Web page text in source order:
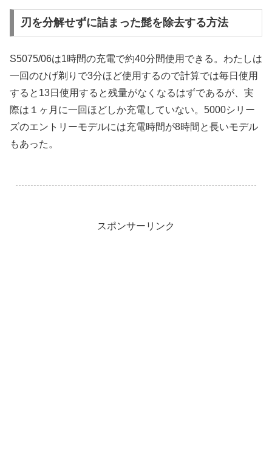
刃を分解せずに詰まった髭を除去する方法
S5075/06は1時間の充電で約40分間使用できる。わたしは
一回のひげ剃りで3分ほど使用するので計算では毎日使用
すると13日使用すると残量がなくなるはずであるが、実
際は１ヶ月に一回ほどしか充電していない。5000シリー
ズのエントリーモデルには充電時間が8時間と長いモデル
もあった。
スポンサーリンク